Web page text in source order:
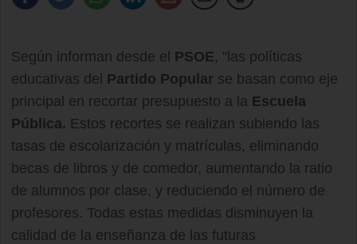
Según informan desde el PSOE, "las políticas
educativas del Partido Popular se basan como eje
principal en recortar presupuesto a la Escuela
Pública. Estos recortes se realizan subiendo las
tasas de escolarización y matrículas, eliminando
becas de libros y de comedor, aumentando la ratio
de alumnos por clase, y reduciendo el número de
profesores. Todas estas medidas disminuyen la
calidad de la enseñanza de las futuras